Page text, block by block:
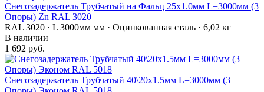
Снегозадержатель Трубчатый на Фальц 25х1.0мм L=3000мм (3
Опоры) Zn RAL 3020
RAL 3020 · L 3000мм мм · Оцинкованная сталь · 6,02 кг
В наличии
1 692 руб.
Снегозадержатель Трубчатый 40\20х1.5мм L=3000мм (3